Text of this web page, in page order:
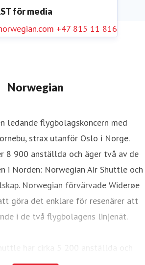
för media
+47 815 11 816
Norwegian
ledande flygbolagskoncern med
strax utanför Oslo i Norge.
8 900 anställda och äger två av de
i Norden: Norwegian Air Shuttle och
Norwegian förvärvade Widerøe
göra det enklare för resenärer att
i de två flygbolagens linjenät.
har cirka 5 200 anställda och